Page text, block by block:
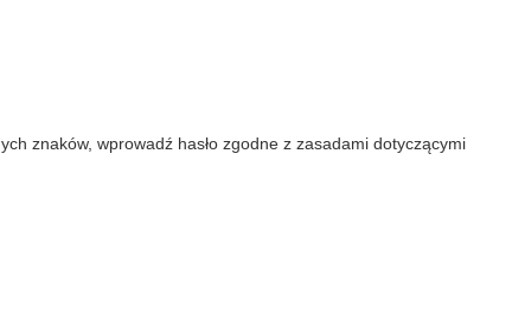
znaków, wprowadź hasło zgodne z zasadami dotyczącymi